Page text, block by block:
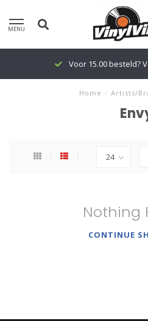
MENU
Voor 15.00 besteld?
Home / Artists/
Nothing
CONTINUE